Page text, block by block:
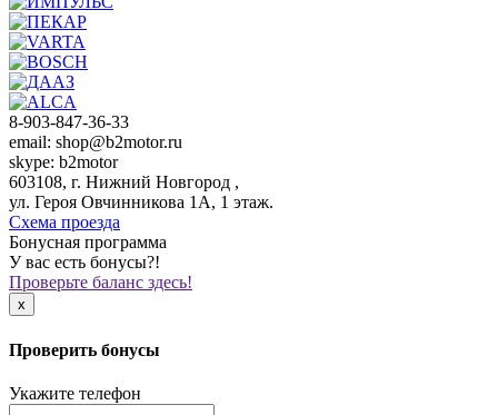
8-903-847-36-33
email: shop@b2motor.ru
skype: b2motor
603108, г. Нижний Новгород ,
ул. Героя Овчинникова 1А, 1 этаж.
Схема проезда
Бонусная программа
У вас есть бонусы?!
Проверьте баланс здесь!
x
Проверить бонусы
Укажите телефон